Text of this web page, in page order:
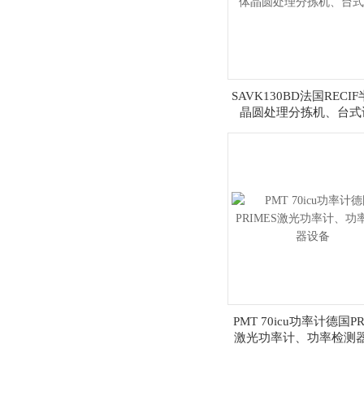
SAVK130BD法国RECIF
晶圆处理分拣机、台式
PMT 70icu功率计德国
激光功率计、功率检测